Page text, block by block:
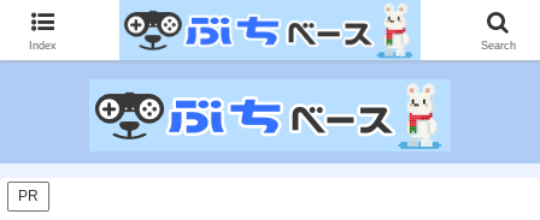
ゲームに課金して得た情報をゲーム記事に仕上げて、収益以上の課金をする無
限機関サイトです。
PR
Index Search